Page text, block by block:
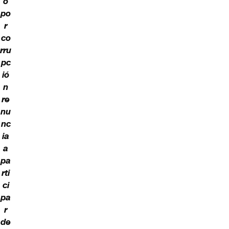
po
r
co
rru
pc
ió
n
re
nu
nc
ia
a
pa
rti
ci
pa
r
de